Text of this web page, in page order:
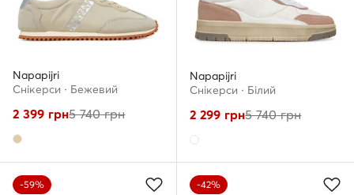
Napapijri
Снікерcи · Бежевий
2 399 грн5 740грн
Napapijri
Снікерcи · Білий
2 299 грн5 740грн
-59% -42%